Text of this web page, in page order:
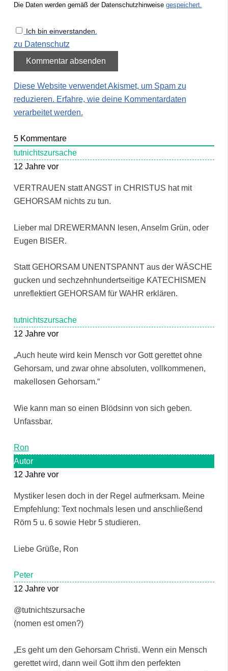
Die Daten werden gemäß der Datenschutzhinweise gespeichert.
Ich bin einverstanden.
zu Datenschutz
Diese Website verwendet Akismet, um Spam zu
reduzieren. Erfahre, wie deine Kommentardaten
verarbeitet werden.
5Kommentare
tutnichtszursache
12 Jahre vor
VERTRAUEN statt ANGST in CHRISTUS hat mit
GEHORSAM nichts zu tun.
Lieber mal DREWERMANN lesen, Anselm Grün, oder
Eugen BISER.
Statt GEHORSAM UNENTSPANNT aus der WÄSCHE
gucken und sechzehnhundertseitige KATECHISMEN
unreflektiert GEHORSAM für WAHR erklären.
tutnichtszursache
12 Jahre vor
„Auch heute wird kein Mensch vor Gott gerettet ohne
Gehorsam, und zwar ohne absoluten, vollkommenen,
makellosen Gehorsam.“
Wie kann man so einen Blödsinn von sich geben.
Unfassbar.
Ron
Autor
12 Jahre vor
Mystiker lesen doch in der Regel aufmerksam. Meine
Empfehlung: Text nochmals lesen und anschließend
Röm 5 u. 6 sowie Hebr 5 studieren.
Liebe Grüße, Ron
Peter
12 Jahre vor
@tutnichtszursache
(nomen est omen?)
„Es geht um den Gehorsam Christi. Wenn ein Mensch
gerettet wird, dann weil Gott ihm den perfekten